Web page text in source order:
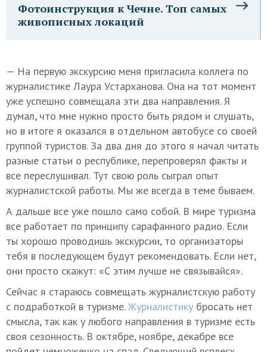
Фотоинструкция к Чечне. Топ самых
живописных локаций
— На первую экскурсию меня пригласила коллега по
журналистике Лаура Устарханова. Она на тот момент
уже успешно совмещала эти два направления. Я
думал, что мне нужно просто быть рядом и слушать,
но в итоге я оказался в отдельном автобусе со своей
группой туристов. За два дня до этого я начал читать
разные статьи о республике, перепроверял факты и
все переслушивал. Тут свою роль сыграл опыт
журналистской работы. Мы же всегда в теме бываем.
А дальше все уже пошло само собой. В мире туризма
все работает по принципу сарафанного радио. Если
ты хорошо проводишь экскурсии, то организаторы
тебя в последующем будут рекомендовать. Если нет,
они просто скажут: «С этим лучше не связывайся».
Сейчас я стараюсь совмещать журналистскую работу
с подработкой в туризме.Журналистику бросать нет
смысла, так как у любого направления в туризме есть
своя сезонность. В октябре, ноябре, декабре все